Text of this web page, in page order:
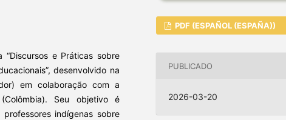
e Práticas sobre
desenvolvido na
em colaboração com a
Seu objetivo é
indígenas sobre
PDF (ESPAÑOL (ESPAÑA))
PUBLICADO
2026-03-20